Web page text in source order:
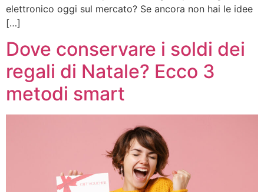
elettronico oggi sul mercato? Se ancora non hai le idee
[…]
Dove conservare i soldi dei
regali di Natale? Ecco 3
metodi smart